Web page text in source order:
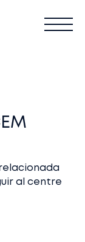
al centre